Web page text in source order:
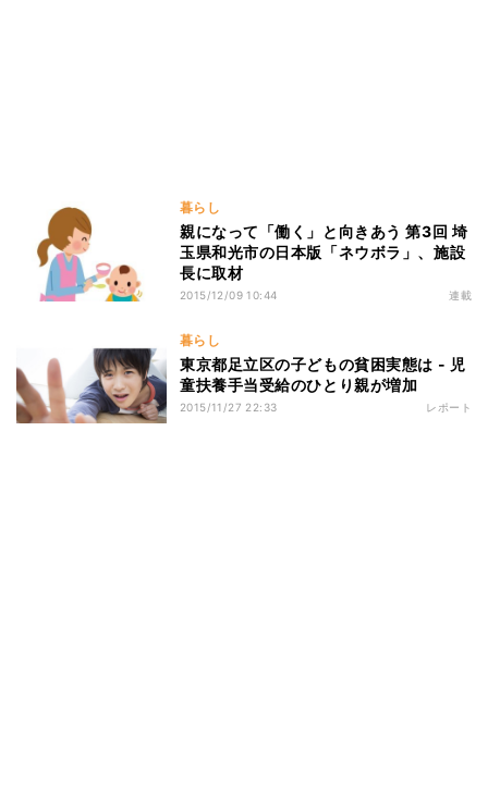
暮らし
親になって「働く」と向きあう 第3回 埼
玉県和光市の日本版「ネウボラ」、施設
長に取材
2015/12/09 10:44 連載
暮らし
東京都足立区の子どもの貧困実態は - 児
童扶養手当受給のひとり親が増加
2015/11/27 22:33 レポート